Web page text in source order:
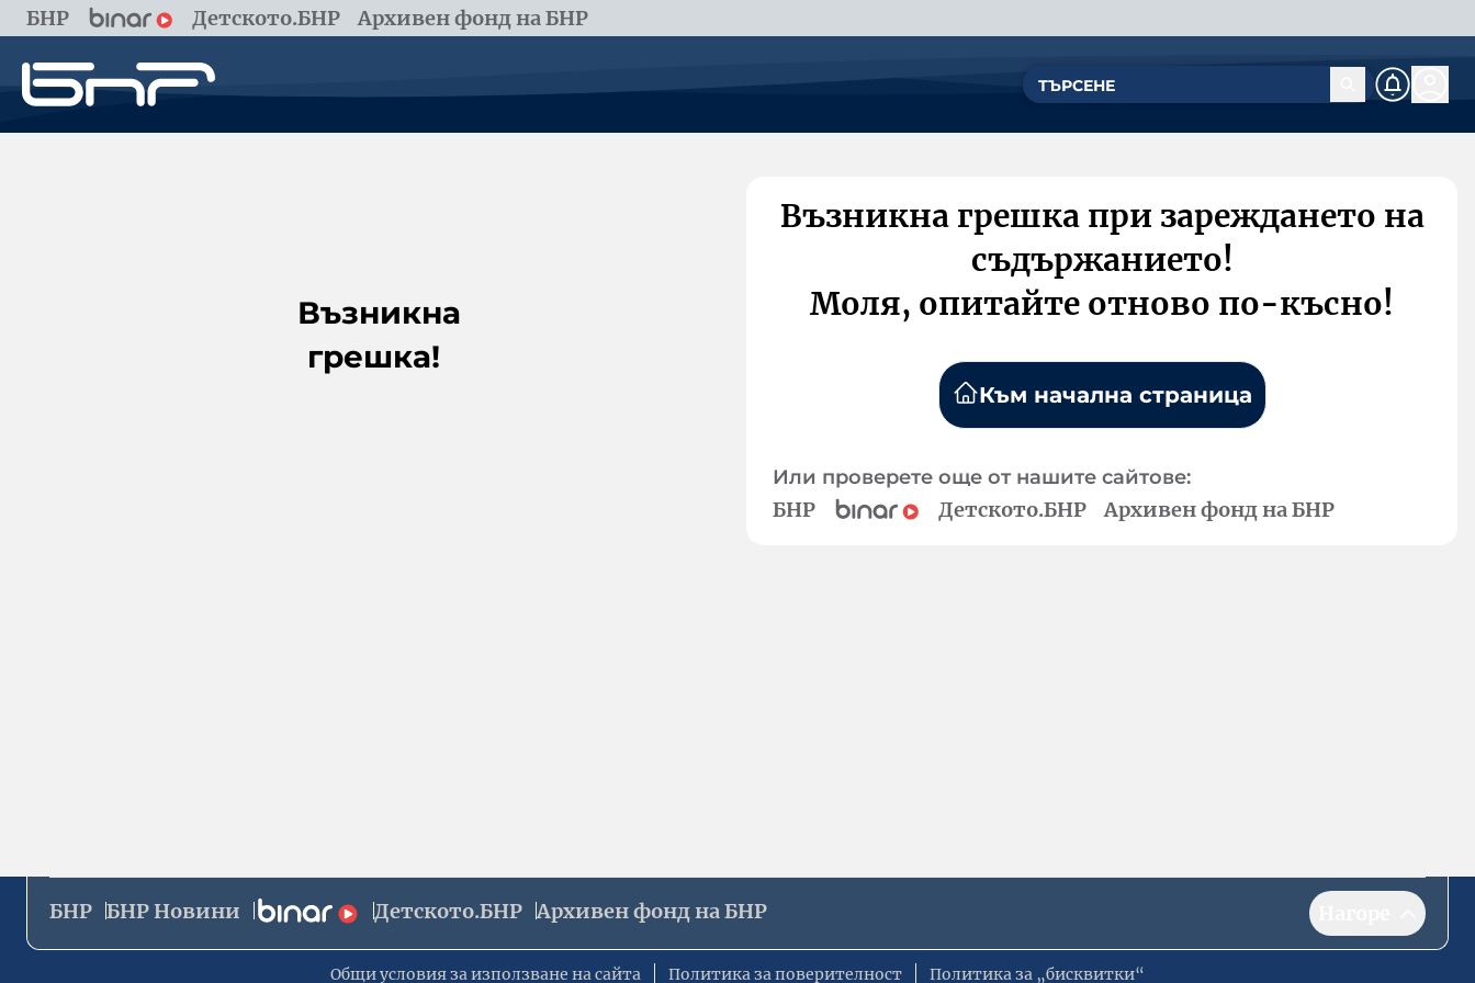
БНР Детското.БНР Архивен фонд на БНР
Възникна
грешка!
Възникна грешка при зареждането на
съдържанието!
Моля, опитайте отново по-късно!
Към начална страница
Или проверете още от нашите сайтове:
БНР Детското.БНР Архивен фонд на БНР
БНР БНР Новини Детското.БНР Архивен фонд на БНР
Общи условия за използване на сайта Политика за поверителност Политика за „бисквитки“